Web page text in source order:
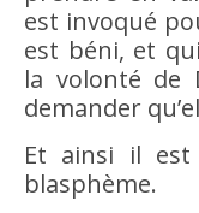
est invoqué
est béni, et
la volonté de
demander
Et ainsi il
blasphème.